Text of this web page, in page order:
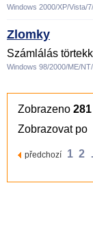
Windows 2000/XP/Vista/
Zlomky
Számlálás
Windows 98/2000/ME/
Zobrazeno 281
Zobrazovat po
předchozí 1 2